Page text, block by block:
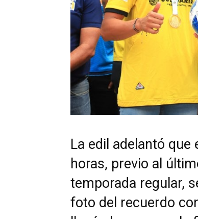
La edil adelantó que
horas, previo al
temporada regular,
foto del recuerdo